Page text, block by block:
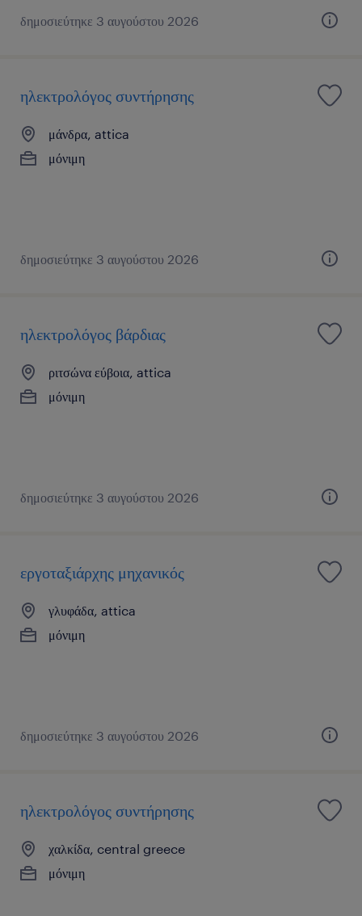
δημοσιεύτηκε 3 αυγούστου 2026
ηλεκτρολόγος συντήρησης
μάνδρα, attica
μόνιμη
δημοσιεύτηκε 3 αυγούστου 2026
ηλεκτρολόγος βάρδιας
ριτσώνα εύβοια, attica
μόνιμη
δημοσιεύτηκε 3 αυγούστου 2026
εργοταξιάρχης μηχανικός
γλυφάδα, attica
μόνιμη
δημοσιεύτηκε 3 αυγούστου 2026
ηλεκτρολόγος συντήρησης
χαλκίδα, central greece
μόνιμη